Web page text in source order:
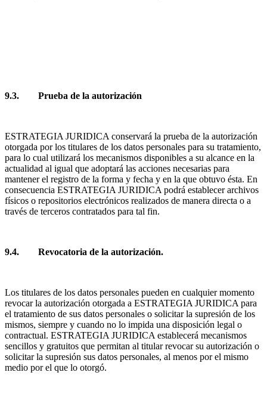
9.3. Prueba de la autorización
ESTRATEGIA JURIDICA conservará la prueba de la autorización
otorgada por los titulares de los datos personales para su tratamiento,
para lo cual utilizará los mecanismos disponibles a su alcance en la
actualidad al igual que adoptará las acciones necesarias para
mantener el registro de la forma y fecha y en la que obtuvo ésta. En
consecuencia ESTRATEGIA JURIDICA podrá establecer archivos
físicos o repositorios electrónicos realizados de manera directa o a
través de terceros contratados para tal fin.
9.4. Revocatoria de la autorización.
Los titulares de los datos personales pueden en cualquier momento
revocar la autorización otorgada a ESTRATEGIA JURIDICA para
el tratamiento de sus datos personales o solicitar la supresión de los
mismos, siempre y cuando no lo impida una disposición legal o
contractual. ESTRATEGIA JURIDICA establecerá mecanismos
sencillos y gratuitos que permitan al titular revocar su autorización o
solicitar la supresión sus datos personales, al menos por el mismo
medio por el que lo otorgó.